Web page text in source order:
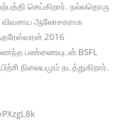
செய்கிறார். நல்லதொரு
விவசாய ஆலோசகராக
2016
பண்ணையுடன் BSFL
நிலையமும் நடத்துகிறார்.